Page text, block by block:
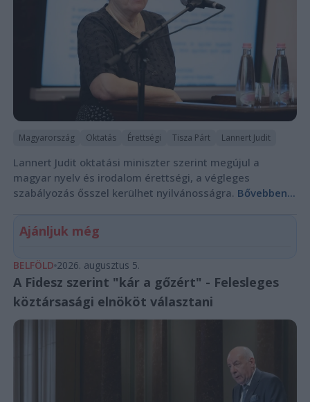
Magyarország Oktatás Érettségi Tisza Párt Lannert Judit
Lannert Judit oktatási miniszter szerint megújul a
magyar nyelv és irodalom érettségi, a végleges
szabályozás ősszel kerülhet nyilvánosságra. Bővebben...
Ajánljuk még
BELFÖLD 2026. augusztus 5.
A Fidesz szerint "kár a gőzért" - Felesleges
köztársasági elnököt választani